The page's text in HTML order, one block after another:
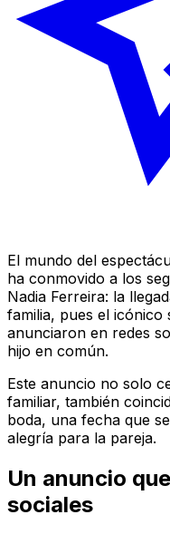
El mundo del
ha conmovido a los
Nadia Ferreira: la
familia, pues el icónico
anunciaron en redes
hijo en común.
Este anuncio no solo
familiar, también
boda, una fecha que
alegría para la pareja.
Un anuncio
sociales